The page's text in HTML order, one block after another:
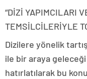
“DİZİ YAPIMCILARI
TEMSİLCİLERİYLE
Dizilere yönelik
ile bir araya geleceği
hatırlatılarak bu